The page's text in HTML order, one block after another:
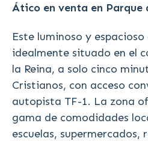
Ático en venta en Parque
Este luminoso y
idealmente situado en el
la Reina, a solo cinco
Cristianos, con acceso
autopista TF-1. La zona
gama de comodidades
escuelas, supermercados,